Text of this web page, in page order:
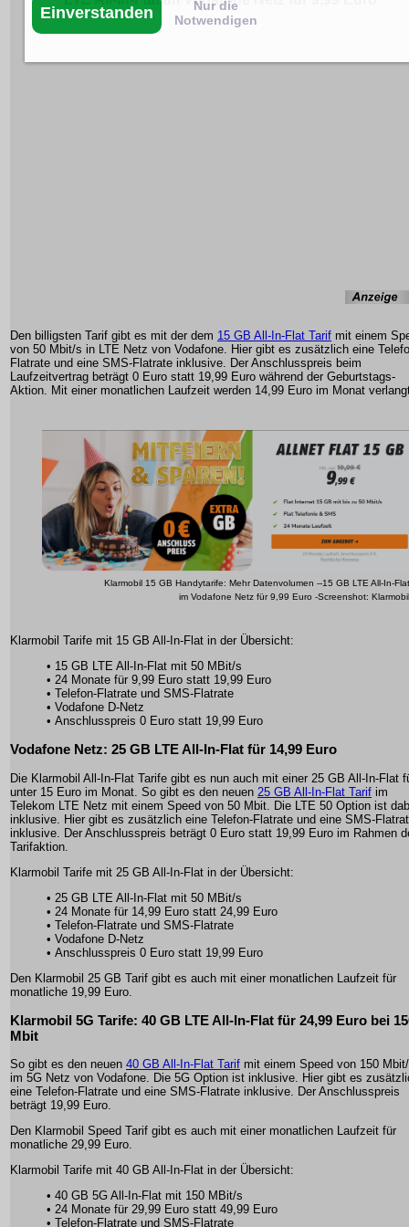
Den billigsten Tarif gibt es mit der dem 15 GB All-In-Flat Tarif mit einem
von 50 Mbit/s in LTE Netz von Vodafone. Hier gibt es zusätzlich eine
Flatrate und eine SMS-Flatrate inklusive. Der Anschlusspreis beim
Laufzeitvertrag beträgt 0 Euro statt 19,99 Euro während der Geburtstags-
Aktion. Mit einer monatlichen Laufzeit werden 14,99 Euro im Monat
Klarmobil 15 GB Handytarife: Mehr Datenvolumen --15 GB LTE All-In-Flat
im Vodafone Netz für 9,99 Euro -Screenshot: Klarmobil
Klarmobil Tarife mit 15 GB All-In-Flat in der Übersicht:
• 15 GB LTE All-In-Flat mit 50 MBit/s
• 24 Monate für 9,99 Euro statt 19,99 Euro
• Telefon-Flatrate und SMS-Flatrate
• Vodafone D-Netz
• Anschlusspreis 0 Euro statt 19,99 Euro
Vodafone Netz: 25 GB LTE All-In-Flat für 14,99 Euro
Die Klarmobil All-In-Flat Tarife gibt es nun auch mit einer 25 GB All-In-Flat
unter 15 Euro im Monat. So gibt es den neuen 25 GB All-In-Flat Tarif im
Telekom LTE Netz mit einem Speed von 50 Mbit. Die LTE 50 Option ist
inklusive. Hier gibt es zusätzlich eine Telefon-Flatrate und eine SMS-
inklusive. Der Anschlusspreis beträgt 0 Euro statt 19,99 Euro im Rahmen
Tarifaktion.
Klarmobil Tarife mit 25 GB All-In-Flat in der Übersicht:
• 25 GB LTE All-In-Flat mit 50 MBit/s
• 24 Monate für 14,99 Euro statt 24,99 Euro
• Telefon-Flatrate und SMS-Flatrate
• Vodafone D-Netz
• Anschlusspreis 0 Euro statt 19,99 Euro
Den Klarmobil 25 GB Tarif gibt es auch mit einer monatlichen Laufzeit für
monatliche 19,99 Euro.
Klarmobil 5G Tarife: 40 GB LTE All-In-Flat für 24,99 Euro bei
Mbit
So gibt es den neuen 40 GB All-In-Flat Tarif mit einem Speed von 150
im 5G Netz von Vodafone. Die 5G Option ist inklusive. Hier gibt es
eine Telefon-Flatrate und eine SMS-Flatrate inklusive. Der Anschlusspreis
beträgt 19,99 Euro.
Den Klarmobil Speed Tarif gibt es auch mit einer monatlichen Laufzeit für
monatliche 29,99 Euro.
Klarmobil Tarife mit 40 GB All-In-Flat in der Übersicht:
• 40 GB 5G All-In-Flat mit 150 MBit/s
• 24 Monate für 29,99 Euro statt 49,99 Euro
• Telefon-Flatrate und SMS-Flatrate
Einverstanden
Nur die
Notwendigen